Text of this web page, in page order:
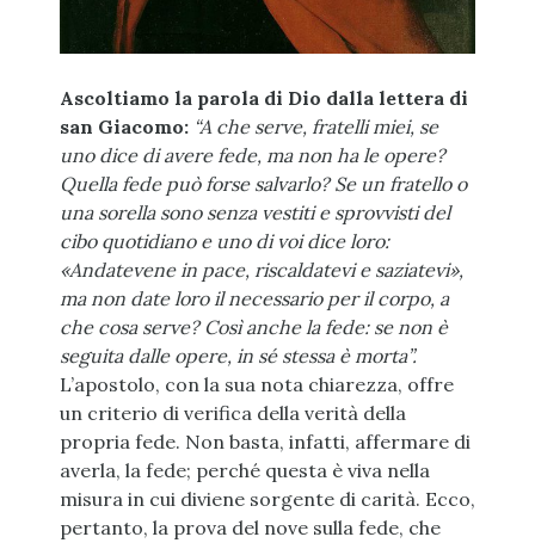
Ascoltiamo la parola di Dio dalla lettera di
san Giacomo: “A che serve, fratelli miei, se
uno dice di avere fede, ma non ha le opere?
Quella fede può forse salvarlo? Se un fratello o
una sorella sono senza vestiti e sprovvisti del
cibo quotidiano e uno di voi dice loro:
«Andatevene in pace, riscaldatevi e saziatevi»,
ma non date loro il necessario per il corpo, a
che cosa serve? Così anche la fede: se non è
seguita dalle opere, in sé stessa è morta”.
L’apostolo, con la sua nota chiarezza, offre
un criterio di verifica della verità della
propria fede. Non basta, infatti, affermare di
averla, la fede; perché questa è viva nella
misura in cui diviene sorgente di carità. Ecco,
pertanto, la prova del nove sulla fede, che